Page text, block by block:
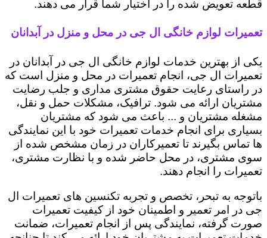
قطعه تعویض شده را در اختیار شما قرار می دهند.
تعمیرات لوازم خانگی ال جی در محل و منزل در آبدانان
یکی از بهترین خدمات لوازم خانگی ال جی در آبدانان در
تعمیرات ال جی، انجام تعمیرات در محل و منزل است که
در راستای رعایت حقوق مشتری مداری و جلب رضایت
مشتریان ارائه می شود. ترافیک، مشکلات حمل و نقل،
مشغله مشتریان و ... باعث می شود که مشتریان
بسیاری برای انجام خدمات تعمیرات خود با این نمایندگی
ها تماس بگیرند تا تعمیرکاران در زمان مشخص شده از
سوی مشتری، در محل حاضر شده و با نظارت مشتری،
تعمیرات را انجام دهند.
باتوجه به تبحر، تخصص و تجربه تکنسین های تعمیرات ال
جی در امر تعمیر و اطمینان خود از کیفیت تعمیرات
صورت گرفته، نمایندگی پس از انجام تعمیرات، ضمانت